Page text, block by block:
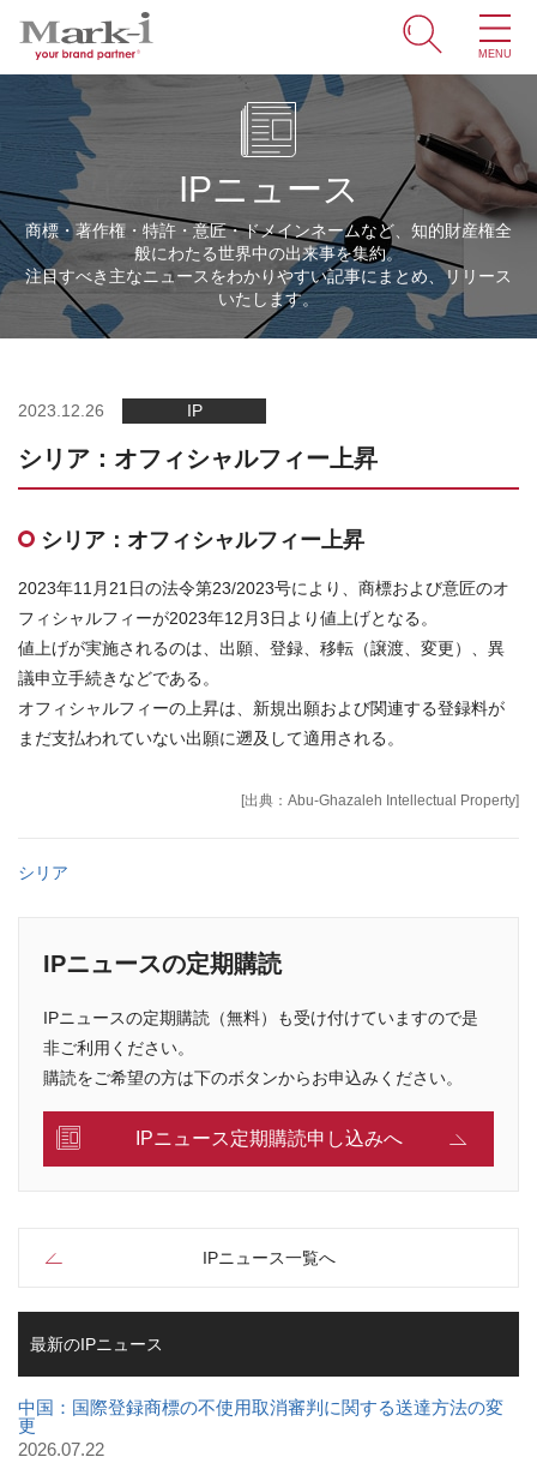
MENU
サービス
取引事例
商標・ブランドの豆知識
知財情報
ENGLISH
お問合せはこちら
資料ダウンロード
IPニュース
商標・著作権・特許・意匠・ドメインネームなど、知的財産権全
般にわたる世界中の出来事を集約。
注目すべき主なニュースをわかりやすい記事にまとめ、リリース
いたします。
2023.12.26 IP
シリア：オフィシャルフィー上昇
シリア：オフィシャルフィー上昇
2023年11月21日の法令第23/2023号により、商標および意匠のオ
フィシャルフィーが2023年12月3日より値上げとなる。
値上げが実施されるのは、出願、登録、移転（譲渡、変更）、異
議申立手続きなどである。
オフィシャルフィーの上昇は、新規出願および関連する登録料が
まだ支払われていない出願に遡及して適用される。
[出典：Abu-Ghazaleh Intellectual Property]
シリア
IPニュースの定期購読
IPニュースの定期購読（無料）も受け付けていますので是
非ご利用ください。
購読をご希望の方は下のボタンからお申込みください。
IPニュース定期購読申し込みへ
IPニュース一覧へ
最新のIPニュース
中国：国際登録商標の不使用取消審判に関する送達方法の変
更
2026.07.22